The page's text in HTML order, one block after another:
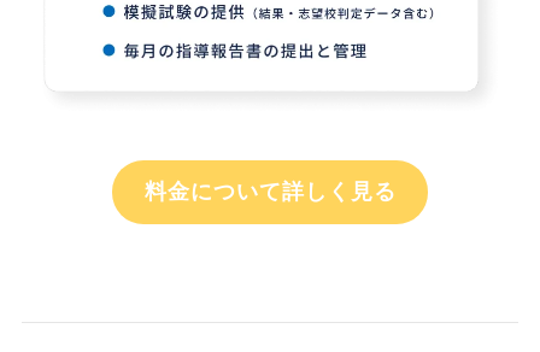
料金について詳しく見る